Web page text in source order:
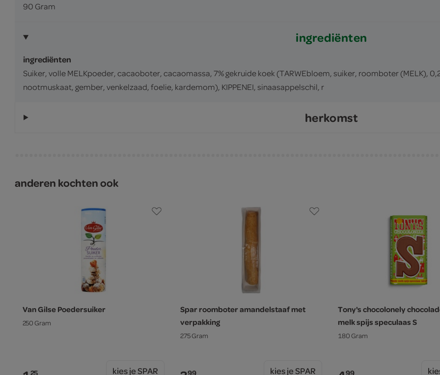
90 Gram
ingrediënten
ingrediënten
Suiker, volle MELKpoeder, cacaoboter, cacaomassa, 7% gekruide koek (TARWEbloem, suiker, roomboter (MELK),
nootmuskaat, gember, venkelzaad, foelie, kardemom), KIPPENEI, sinaasappelschil, r
herkomst
anderen kochten ook
Van Gilse Poedersuiker
250 Gram
25 kies je SPAR
Spar roomboter amandelstaaf met
verpakking
275 Gram
99 kies je SPAR
Tony's chocolonely
melk spijs speculaas S
180 Gram
99